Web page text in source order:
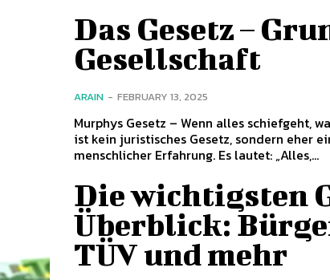
Das Gesetz –
Gesellschaft
ARAIN - FEBRUARY 13, 2025
Murphys Gesetz – Wenn alles schiefgeht,
ist kein juristisches Gesetz, sondern eher
menschlicher Erfahrung. Es lautet: „Alles,...
Die wichtigsten
Überblick:
TÜV und mehr